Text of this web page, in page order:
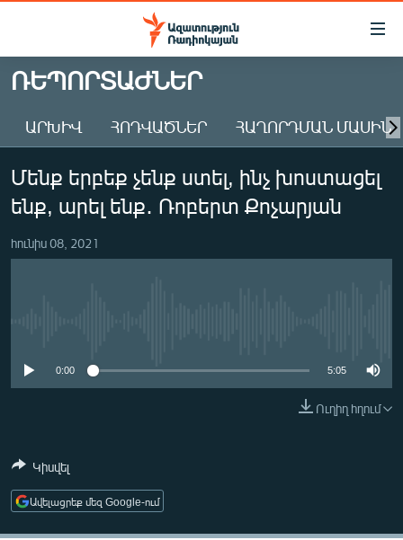
Մատչելիության
Անցնել
հիմնական
Անցնել
հիմնական
մենյուին
Որոնում
ԱԶԱՏՈՒԹՅՈՒՆ TV
ՀԱՅԱՍՏԱՆ
ԸՆՏՐՈՒԹՅՈՒՆՆԵՐ 2026
ԻՐԱՎՈՒՆՔ
ՀԱՍԱՐԱԿՈՒԹՅՈՒՆ
ՏԱՐԱԾԱՇՐՋԱՆ
ՄԵԿՆԱԲԱՆՈՒԹՅՈՒՆ
ՌԵՊՈՐՏԱԺՆԵՐ
ԱՐԽԻՎ ՀՈԴՎԱԾՆԵՐ ՀԱՂՈՐԴՄԱՆ ՄԱՍԻՆ
Մենք երբեք չենք ստել, ինչ խոստացել
ենք, արել ենք․ Ռոբերտ Քոչարյան
հունիս 08, 2021
0:00 5:05
Ուղիղ հղում
Կիսվել
Ավելացրեք մեզ Google-ում